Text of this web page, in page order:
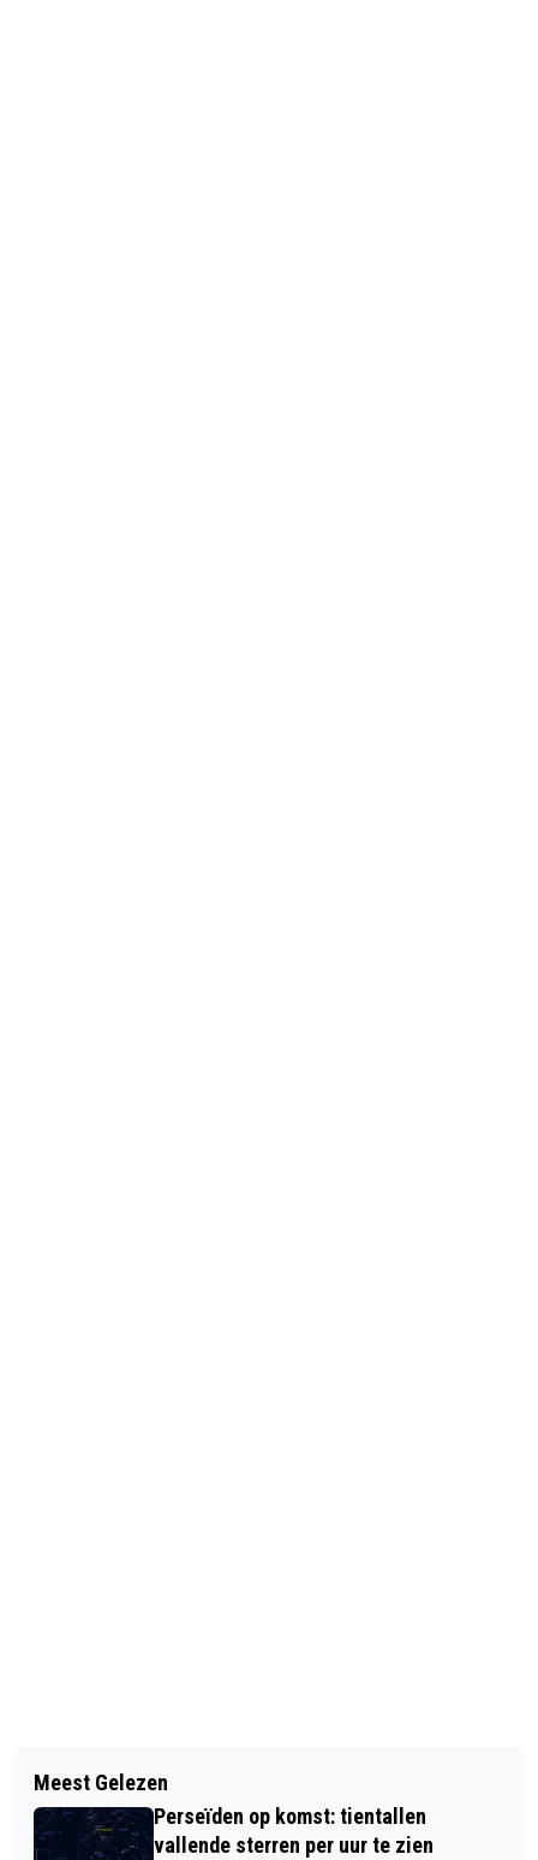
CHINA WIL TABAKSINDUSTRIE AAN
BANDEN LEGGEN
ARGENTINIË IN COPA AMÉRICA
TEGEN TITELVERDEDIGER URUGUAY
Meest Gelezen
Perseïden op komst: tientallen
vallende sterren per uur te zien